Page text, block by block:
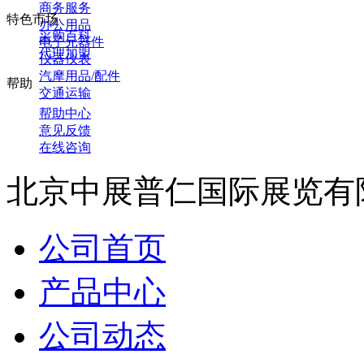
商务服务
办公用品
电子元器件
仪器仪表
汽摩用品/配件
交通运输
特色市场
采购百科
代理加盟
帮助
帮助中心
意见反馈
在线咨询
北京中展普仁国际展览有
公司首页
产品中心
公司动态